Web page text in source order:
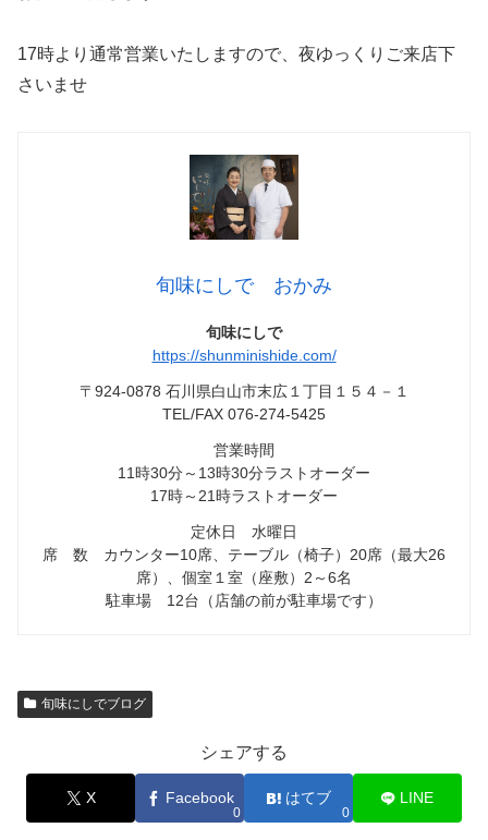
17時より通常営業いたしますので、夜ゆっくりご来店下
さいませ
旬味にしで おかみ
旬味にしで
https://shunminishide.com/
〒924-0878 石川県白山市末広１丁目１５４－１
TEL/FAX 076-274-5425
営業時間
11時30分～13時30分ラストオーダー
17時～21時ラストオーダー
定休日 水曜日
席 数 カウンター10席、テーブル（椅子）20席（最大26
席）、個室１室（座敷）2～6名
駐車場 12台（店舗の前が駐車場です）
旬味にしでブログ
シェアする
X Facebook
0
はてブ
0
LINE